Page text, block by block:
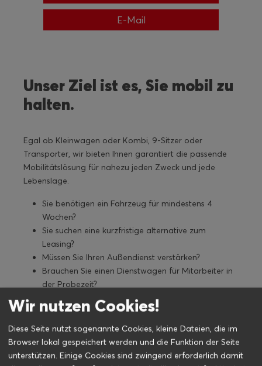
E-Mail
Unser Ziel ist es, Sie mobil zu
halten.
Egal ob Kleinwagen oder Kombi, 9-Sitzer oder
Transporter, wir bieten Ihnen garantiert die passende
Mobilitätslösung für nahezu jeden Zweck und jede
Lebenslage.
Sie benötigen ein Fahrzeug für mindestens 4
Wochen?
Sie suchen eine kurzfristige alternative zum
Leasing?
Müssen Sie Ihren Außendienst verstärken?
Brauchen Sie einen Dienstwagen für Mitarbeiter in
der Probezeit?
Ein Fahrzeug für Seminarfahrten?
Oder ist kurzfristig ein Fahrzeug Ihrer Flotte
schadenbedingt ausgefallen?
Ob gelegentlich, Kurz- oder Langzeitmiete, mit uns
erreichen Sie maximale Mobilität für Ihr Unternehmen.
Wir nutzen Cookies!
Diese Seite nutzt sogenannte Cookies, kleine Dateien, die im
Browser lokal gespeichert werden und die Funktion der Seite
unterstützen. Einige Cookies sind zwingend erforderlich damit